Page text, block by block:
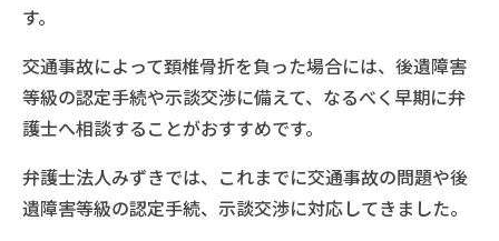
す。
交通事故によって頚椎骨折を負った場合には、後遺障害
等級の認定手続や示談交渉に備えて、なるべく早期に弁
護士へ相談することがおすすめです。
弁護士法人みずきでは、これまでに交通事故の問題や後
遺障害等級の認定手続、示談交渉に対応してきました。